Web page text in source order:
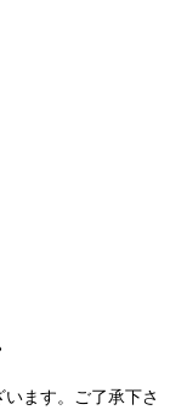
ます。ご了承下さ